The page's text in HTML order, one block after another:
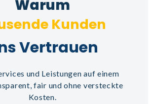
Warum
sende Kunden
Vertrauen
und Leistungen auf einem
fair und ohne versteckte
Kosten.